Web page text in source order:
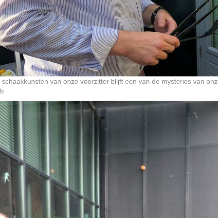
schaakkunsten van onze voorzitter blijft een van de mysteries van